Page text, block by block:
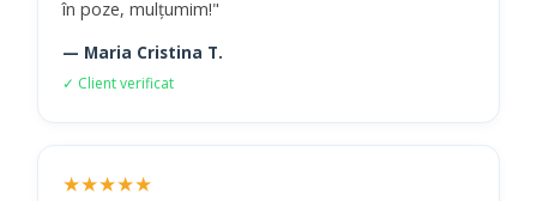
în poze, mulțumim!"
— Maria Cristina T.
✓ Client verificat
★★★★★